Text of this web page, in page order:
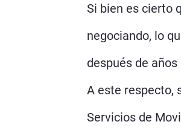
Si bien es cierto
negociando, lo
después de
A este respecto,
Servicios de